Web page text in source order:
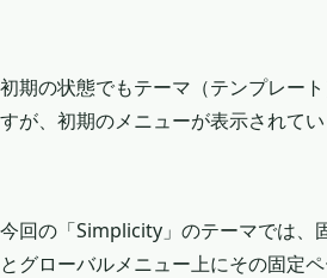
初期の状態でもテーマ（テンプレー
すが、初期のメニューが表示されてい
今回の「Simplicity」のテーマでは、
とグローバルメニュー上にその固定